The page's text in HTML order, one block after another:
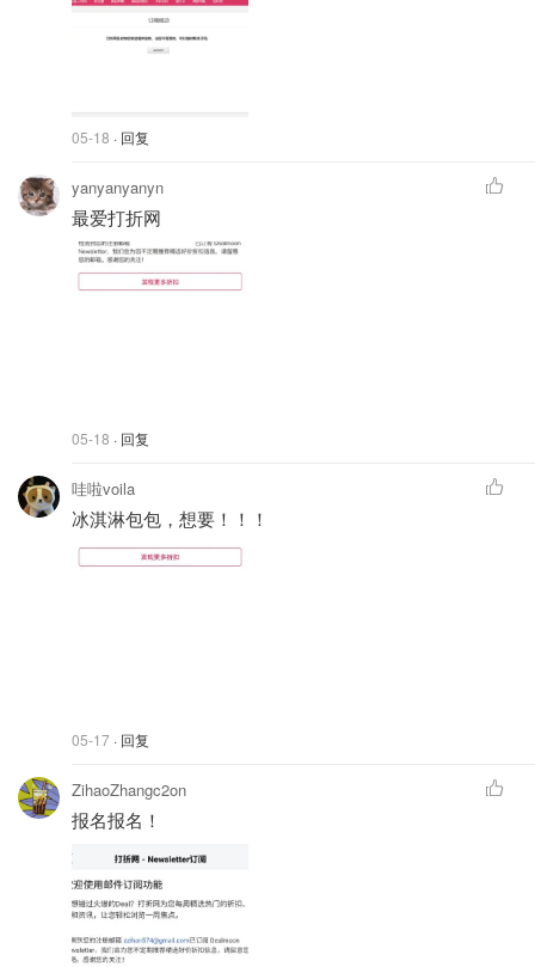
05-18 · 回复
yanyanyanyn
最爱打折网
05-18 · 回复
哇啦voila
冰淇淋包包，想要！！！
05-17 · 回复
ZihaoZhangc2on
报名报名！